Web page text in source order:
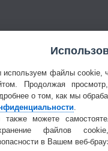
файлы cookie,
Продолжая
о том, как мы
можете
файлов
в Вашем веб-